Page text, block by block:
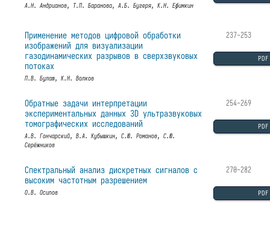
А.Н. Андрианов, Т.П. Баранова, А.Б. Бугеря, К.Н. Ефимкин
237-253
PDF
Применение методов цифровой обработки
изображений для визуализации
газодинамических разрывов в сверхзвуковых
потоках
П.В. Булат, К.Н. Волков
254-269
PDF
Обратные задачи интерпретации
экспериментальных данных 3D ультразвуковых
томографических исследований
А.В. Гончарский, В.А. Кубышкин, С.Ю. Романов, С.Ю.
Серёжников
270-282
PDF
Спектральный анализ дискретных сигналов с
высоким частотным разрешением
О.В. Осипов